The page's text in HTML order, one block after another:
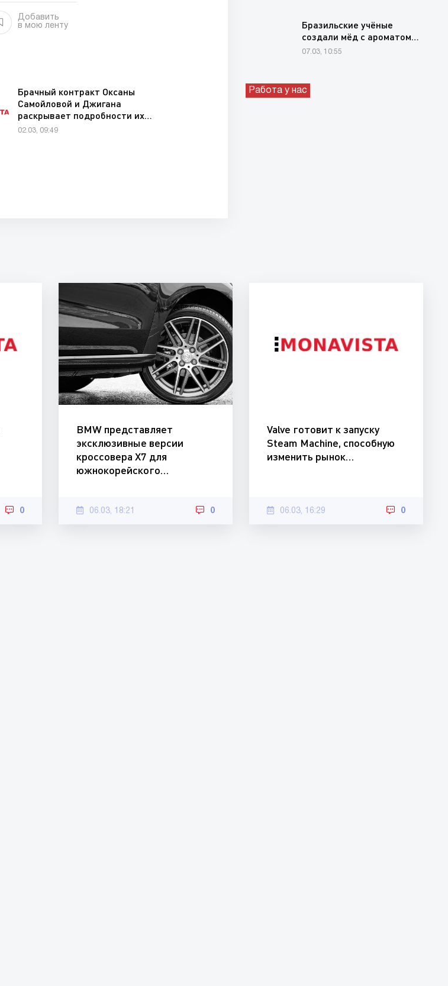
Добавить
в мою ленту
Брачный контракт Оксаны
Самойловой и Джигана
раскрывает подробности их…
02.03, 09:49
Бразильские учёные
создали мёд с ароматом…
07.03, 10:55
Работа у нас
0
BMW представляет
эксклюзивные версии
кроссовера X7 для
южнокорейского…
06.03, 18:21 0
Valve готовит к запуску
Steam Machine, способную
изменить рынок…
06.03, 16:29 0